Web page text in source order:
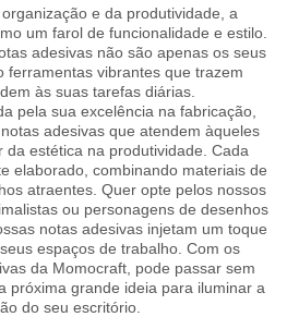
e da produtividade, a
um farol de funcionalidade e estilo.
adesivas não são apenas os seus
ferramentas vibrantes que trazem
às suas tarefas diárias.
pela sua excelência na fabricação,
adesivas que atendem àqueles
estética na produtividade. Cada
elaborado, combinando materiais de
atraentes. Quer opte pelos nossos
ou personagens de desenhos
notas adesivas injetam um toque
espaços de trabalho. Com os
da Momocraft, pode passar sem
próxima grande ideia para iluminar a
do seu escritório.